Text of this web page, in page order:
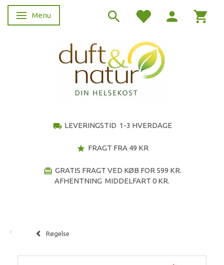
Skifte navigation
Menu
local_shipping LEVERINGSTID 1-3 HVERDAGE
star FRAGT FRA 49 KR
redeem GRATIS FRAGT VED KØB FOR 599 KR.
AFHENTNING MIDDELFART 0 KR.
Røgelse